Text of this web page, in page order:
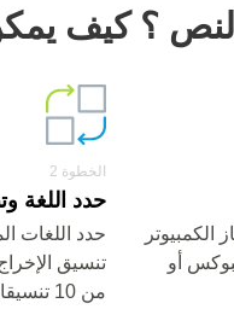
؟ كيف
الكمبيوتر
أو
الخطوة 2
حدد اللغة
حدد اللغات
من 10 تنسيقات نصية)